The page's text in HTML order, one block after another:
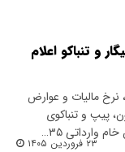
و تنباکو اعلام
مالیات و عوارض
پیپ و تنباکوی
۲۳ فروردین ۱۴۰۵